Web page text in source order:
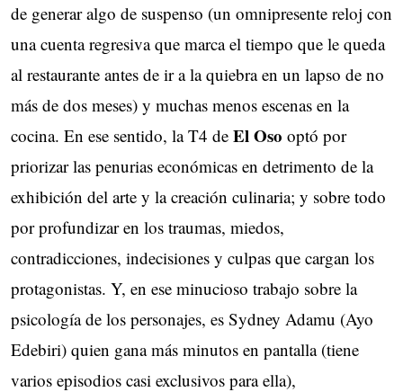
de generar algo de suspenso (un omnipresente reloj con
una cuenta regresiva que marca el tiempo que le queda
al restaurante antes de ir a la quiebra en un lapso de no
más de dos meses) y muchas menos escenas en la
cocina. En ese sentido, la T4 de El Oso optó por
priorizar las penurias económicas en detrimento de la
exhibición del arte y la creación culinaria; y sobre todo
por profundizar en los traumas, miedos,
contradicciones, indecisiones y culpas que cargan los
protagonistas. Y, en ese minucioso trabajo sobre la
psicología de los personajes, es Sydney Adamu (Ayo
Edebiri) quien gana más minutos en pantalla (tiene
varios episodios casi exclusivos para ella),